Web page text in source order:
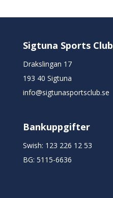
Sigtuna Sports Club
Drakslingan 17
193 40 Sigtuna
info@sigtunasportsclub.se
Bankuppgifter
Swish: 123 226 12 53
BG: 5115-6636